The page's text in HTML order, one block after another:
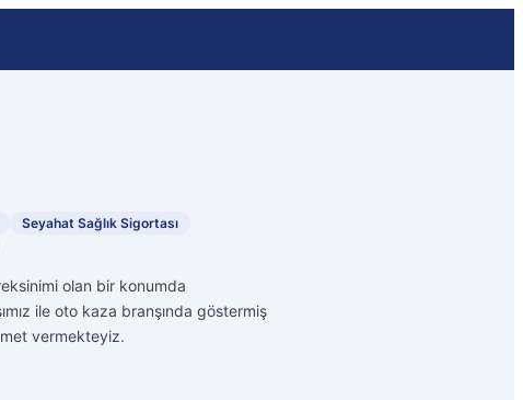
Seyahat Sağlık Sigortası
olan bir konumda
ile oto kaza branşında göstermiş
vermekteyiz.